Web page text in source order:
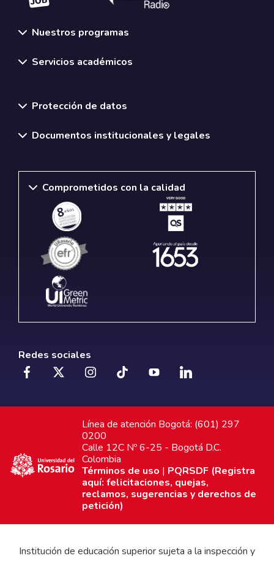
Nuestros programas
Servicios académicos
Protección de datos
Documentos institucionales y legales
Comprometidos con la calidad
Redes sociales
Línea de atención Bogotá: (601) 297
0200
Calle 12C Nº 6-25 - Bogotá D.C.
Colombia
Términos de uso | PQRSDF (Registra
aquí: felicitaciones, quejas,
reclamos, sugerencias y derechos de
petición)
Institución de educación superior sujeta a la inspección y